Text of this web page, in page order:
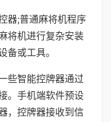
器;普通麻将机程序
将机进行复杂安装
备或工具。
些智能控牌器通过
。手机端软件预设
，控牌器接收到信